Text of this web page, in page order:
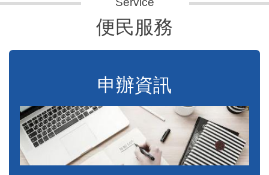
便民服務
申辦資訊